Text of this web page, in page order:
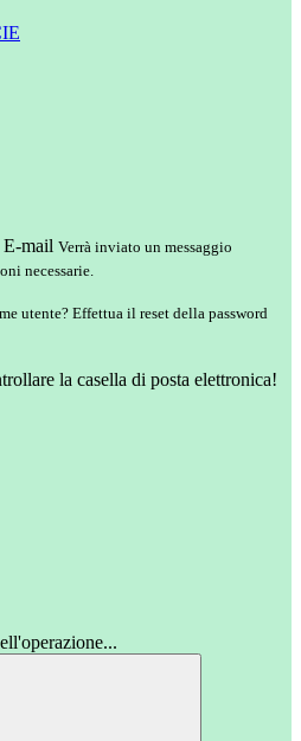
E-mail Verrà inviato un messaggio
necessarie.
utente? Effettua il reset della password
la casella di posta elettronica!